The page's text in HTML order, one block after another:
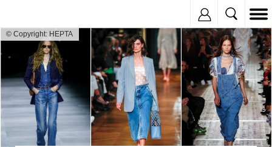
© Copyright: HEPTA